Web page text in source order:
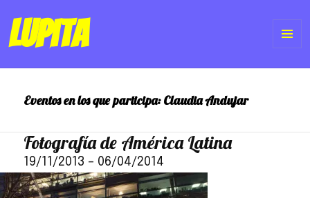
Lupita
Eventos en los que participa:Claudia Andujar
Fotografía de América Latina
19/11/2013 – 06/04/2014